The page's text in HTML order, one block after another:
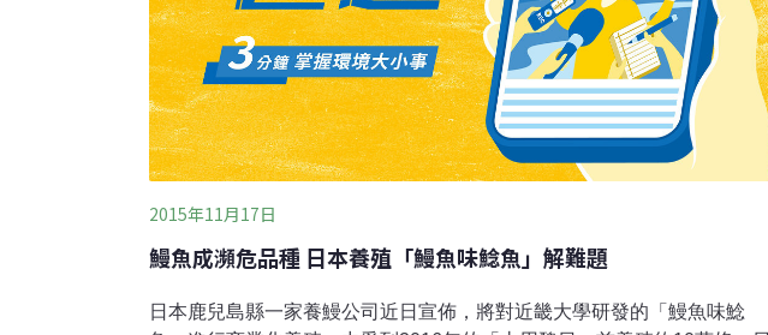
2015年11月17日
鰻魚成瀕危品種 日本養殖「鰻魚味鯰魚」解難題
日本鹿兒島縣一家養鰻公司近日宣佈，將對近畿大學研發的「鰻魚味鯰